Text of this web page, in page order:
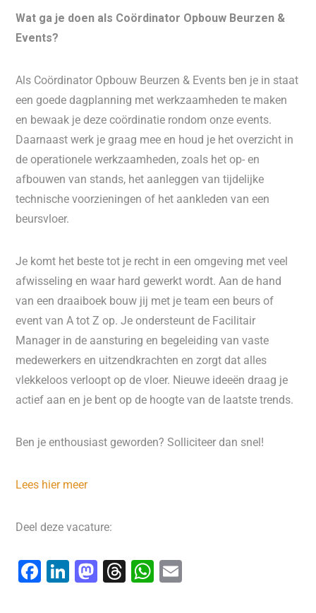
Wat ga je doen als Coördinator Opbouw Beurzen &
Events?
Als Coördinator Opbouw Beurzen & Events ben je in staat
een goede dagplanning met werkzaamheden te maken
en bewaak je deze coördinatie rondom onze events.
Daarnaast werk je graag mee en houd je het overzicht in
de operationele werkzaamheden, zoals het op- en
afbouwen van stands, het aanleggen van tijdelijke
technische voorzieningen of het aankleden van een
beursvloer.
Je komt het beste tot je recht in een omgeving met veel
afwisseling en waar hard gewerkt wordt. Aan de hand
van een draaiboek bouw jij met je team een beurs of
event van A tot Z op. Je ondersteunt de Facilitair
Manager in de aansturing en begeleiding van vaste
medewerkers en uitzendkrachten en zorgt dat alles
vlekkeloos verloopt op de vloer. Nieuwe ideeën draag je
actief aan en je bent op de hoogte van de laatste trends.
Ben je enthousiast geworden? Solliciteer dan snel!
Lees hier meer
Deel deze vacature:
F
Li M T
W